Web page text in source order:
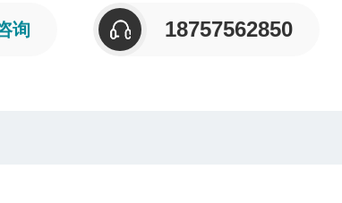
询 18757562850